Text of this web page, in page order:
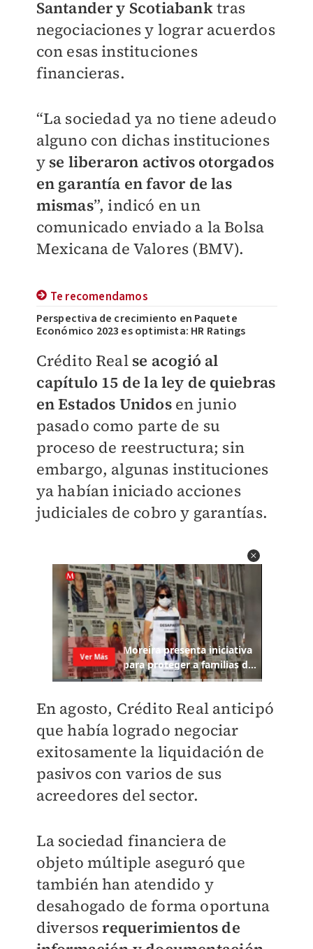
Santander y Scotiabanktras
negociaciones y lograr acuerdos
con esas instituciones
financieras.
“La sociedad ya no tiene adeudo
alguno con dichas instituciones
y se liberaron activos otorgados
en garantía en favor de las
mismas”, indicó en un
comunicado enviado a la Bolsa
Mexicana de Valores (BMV).
Te recomendamos
Perspectiva de crecimiento en Paquete
Económico 2023 es optimista: HR Ratings
Crédito Real se acogió al
capítulo 15 de la ley de quiebras
en Estados Unidosen junio
pasado como parte de su
proceso de reestructura; sin
embargo, algunas instituciones
ya habían iniciado acciones
judiciales de cobro y garantías.
En agosto, Crédito Real anticipó
que había logrado negociar
exitosamente la liquidación de
pasivos con varios de sus
acreedores del sector.
La sociedad financiera de
objeto múltiple aseguró que
también han atendido y
desahogado de forma oportuna
diversosrequerimientos de